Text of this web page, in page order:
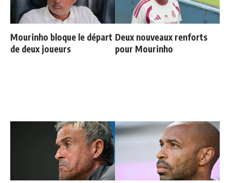
Mourinho bloque le départ
de deux joueurs
Deux nouveaux renforts
pour Mourinho